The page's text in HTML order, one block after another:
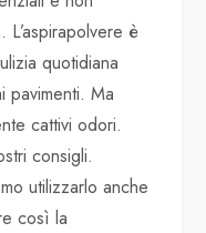
è
quotidiana
pavimenti. Ma
cattivi odori.
consigli.
utilizzarlo anche
così la